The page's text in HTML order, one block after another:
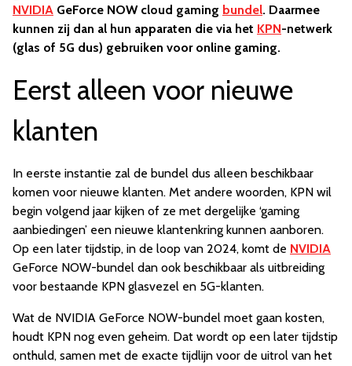
NVIDIA GeForce NOW cloud gaming bundel. Daarmee
kunnen zij dan al hun apparaten die via het KPN-netwerk
(glas of 5G dus) gebruiken voor online gaming.
Eerst alleen voor nieuwe
klanten
In eerste instantie zal de bundel dus alleen beschikbaar
komen voor nieuwe klanten. Met andere woorden, KPN wil
begin volgend jaar kijken of ze met dergelijke ‘gaming
aanbiedingen’ een nieuwe klantenkring kunnen aanboren.
Op een later tijdstip, in de loop van 2024, komt de NVIDIA
GeForce NOW-bundel dan ook beschikbaar als uitbreiding
voor bestaande KPN glasvezel en 5G-klanten.
Wat de NVIDIA GeForce NOW-bundel moet gaan kosten,
houdt KPN nog even geheim. Dat wordt op een later tijdstip
onthuld, samen met de exacte tijdlijn voor de uitrol van het